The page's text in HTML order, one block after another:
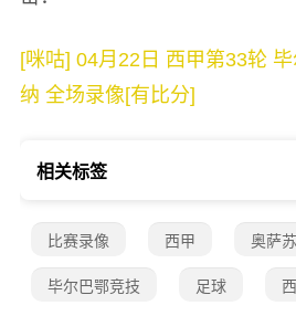
[咪咕] 04月22日 西甲第33轮
纳 全场录像[有比分]
相关标签
比赛录像 西甲 奥萨
毕尔巴鄂竞技 足球